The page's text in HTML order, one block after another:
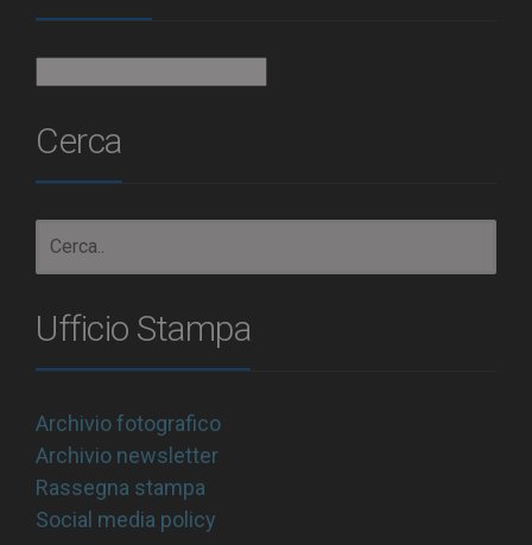
Cerca
Ufficio Stampa
Archivio fotografico
Archivio newsletter
Rassegna stampa
Social media policy